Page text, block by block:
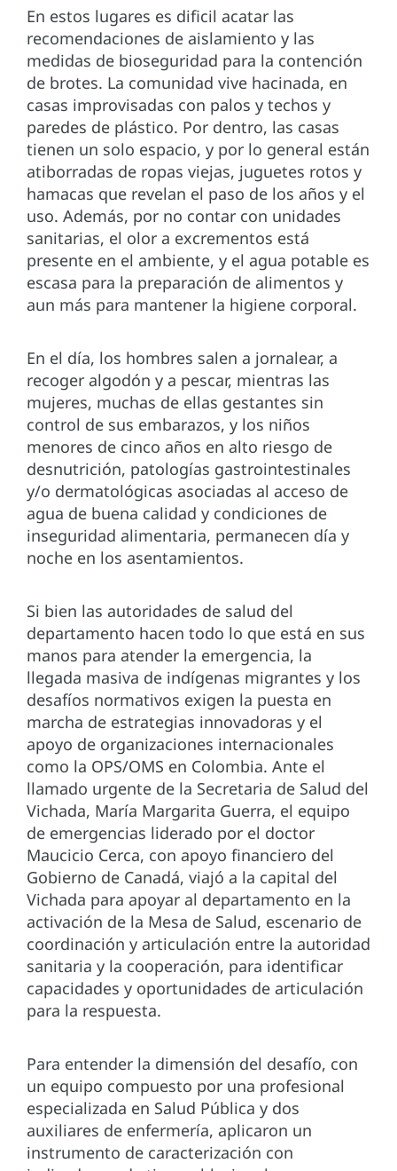
En estos lugares es dificil acatar las
recomendaciones de aislamiento y las
medidas de bioseguridad para la contención
de brotes. La comunidad vive hacinada, en
casas improvisadas con palos y techos y
paredes de plástico. Por dentro, las casas
tienen un solo espacio, y por lo general están
atiborradas de ropas viejas, juguetes rotos y
hamacas que revelan el paso de los años y el
uso. Además, por no contar con unidades
sanitarias, el olor a excrementos está
presente en el ambiente, y el agua potable es
escasa para la preparación de alimentos y
aun más para mantener la higiene corporal.
En el día, los hombres salen a jornalear, a
recoger algodón y a pescar, mientras las
mujeres, muchas de ellas gestantes sin
control de sus embarazos, y los niños
menores de cinco años en alto riesgo de
desnutrición, patologías gastrointestinales
y/o dermatológicas asociadas al acceso de
agua de buena calidad y condiciones de
inseguridad alimentaria, permanecen día y
noche en los asentamientos.
Si bien las autoridades de salud del
departamento hacen todo lo que está en sus
manos para atender la emergencia, la
llegada masiva de indígenas migrantes y los
desafíos normativos exigen la puesta en
marcha de estrategias innovadoras y el
apoyo de organizaciones internacionales
como la OPS/OMS en Colombia. Ante el
llamado urgente de la Secretaria de Salud del
Vichada, María Margarita Guerra, el equipo
de emergencias liderado por el doctor
Maucicio Cerca, con apoyo financiero del
Gobierno de Canadá, viajó a la capital del
Vichada para apoyar al departamento en la
activación de la Mesa de Salud, escenario de
coordinación y articulación entre la autoridad
sanitaria y la cooperación, para identificar
capacidades y oportunidades de articulación
para la respuesta.
Para entender la dimensión del desafío, con
un equipo compuesto por una profesional
especializada en Salud Pública y dos
auxiliares de enfermería, aplicaron un
instrumento de caracterización con